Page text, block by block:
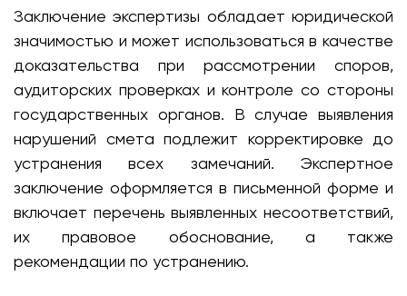
Заключение экспертизы обладает юридической
значимостью и может использоваться в качестве
доказательства при рассмотрении споров,
аудиторских проверках и контроле со стороны
государственных органов. В случае выявления
нарушений смета подлежит корректировке до
устранения всех замечаний. Экспертное
заключение оформляется в письменной форме и
включает перечень выявленных несоответствий,
их правовое обоснование, а также
рекомендации по устранению.